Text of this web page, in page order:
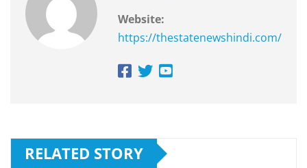
Website:
https://thestatenewshindi.com/
RELATED STORY